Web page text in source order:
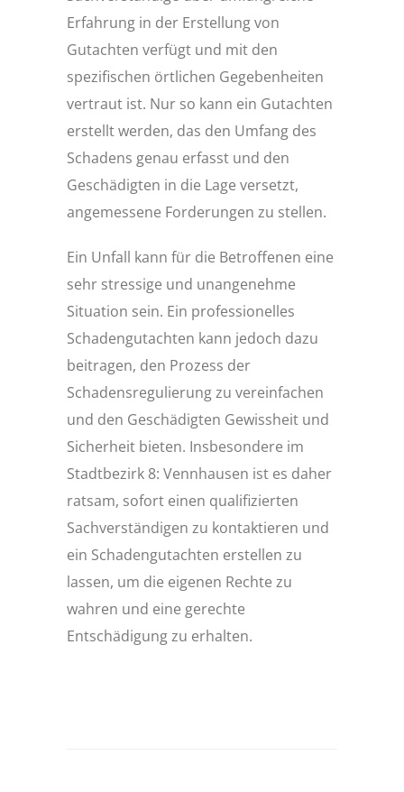
Erfahrung in der Erstellung von
Gutachten verfügt und mit den
spezifischen örtlichen Gegebenheiten
vertraut ist. Nur so kann ein Gutachten
erstellt werden, das den Umfang des
Schadens genau erfasst und den
Geschädigten in die Lage versetzt,
angemessene Forderungen zu stellen.
Ein Unfall kann für die Betroffenen eine
sehr stressige und unangenehme
Situation sein. Ein professionelles
Schadengutachten kann jedoch dazu
beitragen, den Prozess der
Schadensregulierung zu vereinfachen
und den Geschädigten Gewissheit und
Sicherheit bieten. Insbesondere im
Stadtbezirk 8: Vennhausen ist es daher
ratsam, sofort einen qualifizierten
Sachverständigen zu kontaktieren und
ein Schadengutachten erstellen zu
lassen, um die eigenen Rechte zu
wahren und eine gerechte
Entschädigung zu erhalten.